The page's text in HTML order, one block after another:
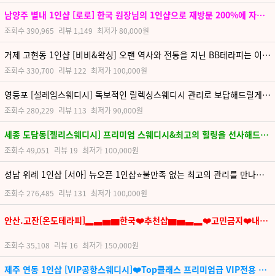
남양주 별내 1인샵 [로로] 한국 원장님의 1인샵으로 재방문 200%에 자신있습니다!!
최저가80,000원
리뷰 1,149
조회수390,965
거제 고현동 1인샵 [비비&왁싱] 오랜 역사와 전통을 지닌 BB테라피는 이미 입소문으로 명성이 널리 알려진 최고의 스웨디시샵
최저가 100,000원
리뷰 122
조회수330,700
영등포 [설레임스웨디시] 독보적인 릴렉싱스웨디시 관리로 보답해드릴게요, 지금 바로 문의주세요!!!!!
최저가90,000원
리뷰 113
조회수280,229
세종 도담동[젤리스웨디시] 프리미엄 스웨디시&최고의 힐링을 선사해드립니다.
최저가 100,000원
리뷰 19
조회수49,051
성남 위례 1인샵 [서아] 뉴오픈 1인샵⭐불만족 없는 최고의 관리를 만나보세요⭐
최저가 100,000원
리뷰 131
조회수276,485
안산.고잔[온도테라피]▂▃▅▆한국❤️추천샵▆▅▃▂❤️고민금지❤️내상 ZERO 또올각༺ৡ༻꧂
최저가 150,000원
리뷰 16
조회수35,108
제주 연동 1인샵 [VIP공항스웨디시]❤️Top클래스 프리미엄급 VIP전용 ❤️전원 한국인!!❤️제주도 24시간 영업